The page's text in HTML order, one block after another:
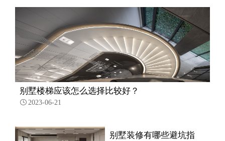
别墅楼梯应该怎么选择比较好？
 2023-06-21
别墅装修有哪些避坑指